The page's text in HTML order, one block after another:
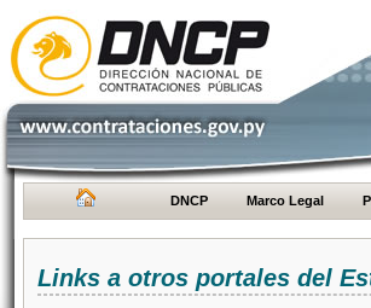
DNCP Marco Legal
Links a otros portales del